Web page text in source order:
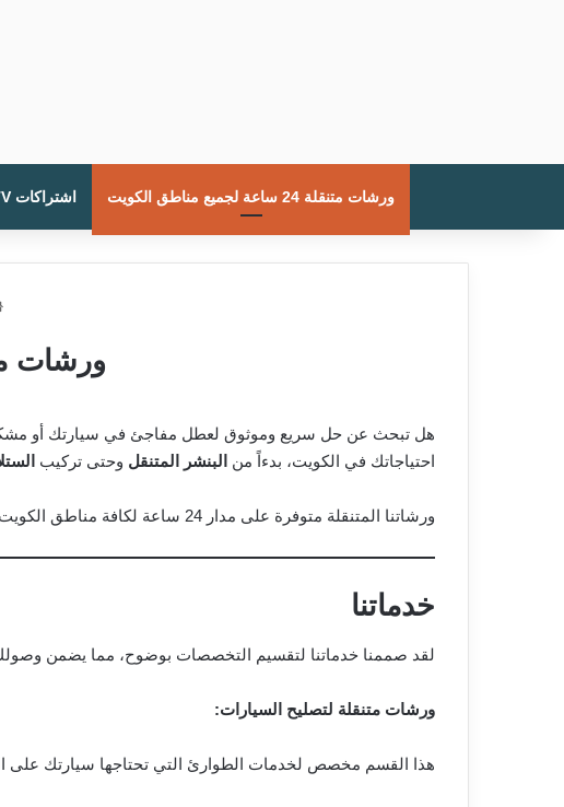
ورشات متنقلة 24 ساعة لجميع مناطق الكويت اشتراكات IPTV
ورشات متنقلة 24 ساعة
هل تبحث عن حل سريع وموثوق لعطل مفاجئ في سيارتك أو
احتياجاتك في الكويت، بدءاً من البنشر المتنقل وحتى تركيب
ورشاتنا المتنقلة متوفرة على مدار 24 ساعة لكافة مناطق الكويت بسرعة واحترافية.
خدماتنا
لقد صممنا خدماتنا لتقسيم التخصصات بوضوح، مما يضمن
ورشات متنقلة لتصليح السيارات:
هذا القسم مخصص لخدمات الطوارئ التي تحتاجها سيارتك على